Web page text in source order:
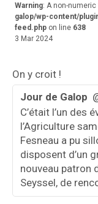
Warning: A non-
galop/wp-content/
feed.php on line 638
3 Mar 2024
On y croit !
Jour de Galop
C’était l’un des
l’Agriculture
Fesneau a pu
disposent d’un
nouveau patron
Seyssel, de